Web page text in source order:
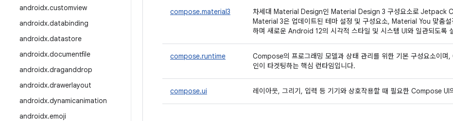
androidx.customview
androidx.databinding
androidx.datastore
androidx.documentfile
androidx.draganddrop
androidx.drawerlayout
androidx.dynamicanimation
androidx.emoji
compose.material3
차세대 Material Design인 Material Design 3 구성요소로 Jetpack
Material 3은 업데이트된 테마 설정 및 구성요소, Material You 맞춤
하며 새로운 Android 12의 시각적 스타일 및 시스템 UI와 일관되도록
compose.runtime
Compose의 프로그래밍 모델과 상태 관리를 위한 기본 구성요소이
인이 타겟팅하는 핵심 런타임입니다.
compose.ui 레이아웃, 그리기, 입력 등 기기와 상호작용할 때 필요한 Compose UI